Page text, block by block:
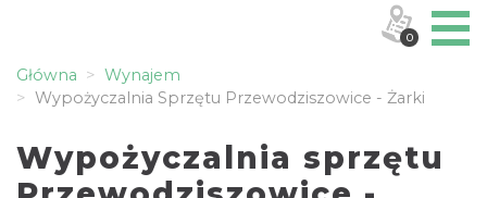
Główna
Wynajem
Wypożyczalnia Sprzętu Przewodziszowice - Żarki
Wypożyczalnia sprzętu
0